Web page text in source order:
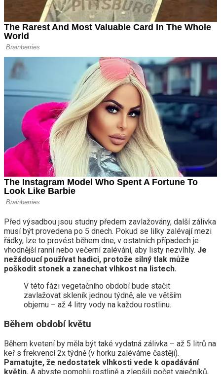
Před výsadbou jsou studny předem zavlažovány, další zálivka
musí být provedena po 5 dnech. Pokud se lilky zalévají mezi
řádky, lze to provést během dne, v ostatních případech je
vhodnější ranní nebo večerní zalévání, aby listy nezvlhly. Je
nežádoucí používat hadici, protože silný tlak může
poškodit stonek a zanechat vlhkost na listech.
V této fázi vegetačního období bude stačit
zavlažovat skleník jednou týdně, ale ve větším
objemu – až 4 litry vody na každou rostlinu.
Během období květu
Během kvetení by měla být také vydatná zálivka – až 5 litrů na
keř s frekvencí 2x týdně (v horku zaléváme častěji).
Pamatujte, že nedostatek vlhkosti vede k opadávání
květin. A abyste pomohli rostlině a zlepšili počet vaječníků,